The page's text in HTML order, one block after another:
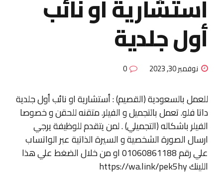
أستشارية او نائب
أول جلدية
نوفمبر 30, 2023 0
للعمل بالسعودية (القصيم) : أستشارية او نائب أول جلدية
داتا فلو. تعمل بالتجميل و الفيلر. متقنه للحقن و خصوصا
الفيلر باشكاله (التجميلي) . لمن يتقدم للوظيفة يرجي
ارسال الصورة الشخصية و السيرة الذاتية عبر الواتساب
علي رقم 01060861188 او من خلال الضغط علي هذا
اللينك https://wa.link/pek5hy